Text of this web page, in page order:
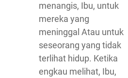
menangis, Ibu, untuk
mereka yang
meninggal Atau untuk
seseorang yang tidak
terlihat hidup. Ketika
engkau melihat, Ibu,